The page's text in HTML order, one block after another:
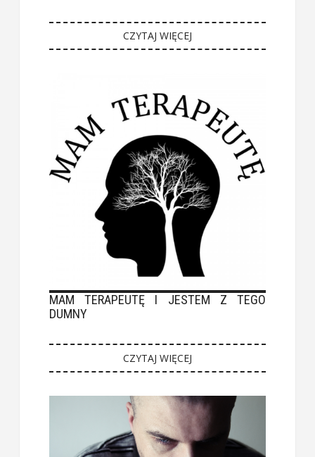
CZYTAJ WIĘCEJ
MAM TERAPEUTĘ I JESTEM Z TEGO
DUMNY
CZYTAJ WIĘCEJ